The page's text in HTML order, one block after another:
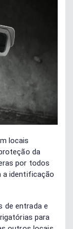
locais
da
por todos
identificação
de entrada e
para